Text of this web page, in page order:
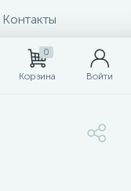
Контакты
0
Корзина Войти